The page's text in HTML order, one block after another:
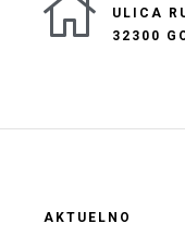
ULICA
32300
AKTUELNO